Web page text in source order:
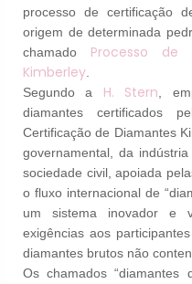
processo de certificação
origem de determinada
chamado Processo de
Kimberley.
Segundo a H. Stern ,
diamantes certificados
Certificação de Diamantes
governamental, da
sociedade civil, apoiada
o fluxo internacional de
um sistema inovador e
exigências aos
diamantes brutos não
Os chamados “diamantes